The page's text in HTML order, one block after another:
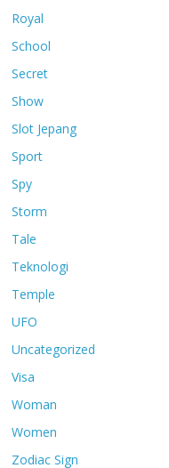
Royal
School
Secret
Show
Slot Jepang
Sport
Spy
Storm
Tale
Teknologi
Temple
UFO
Uncategorized
Visa
Woman
Women
Zodiac Sign